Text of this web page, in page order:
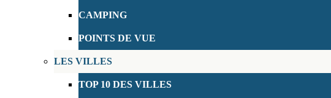
CAMPING
POINTS DE VUE
LES VILLES
TOP 10 DES VILLES